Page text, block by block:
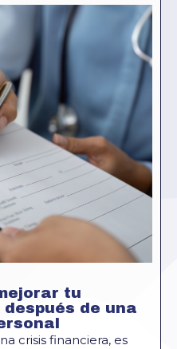
tu
de una
crisis financiera, es